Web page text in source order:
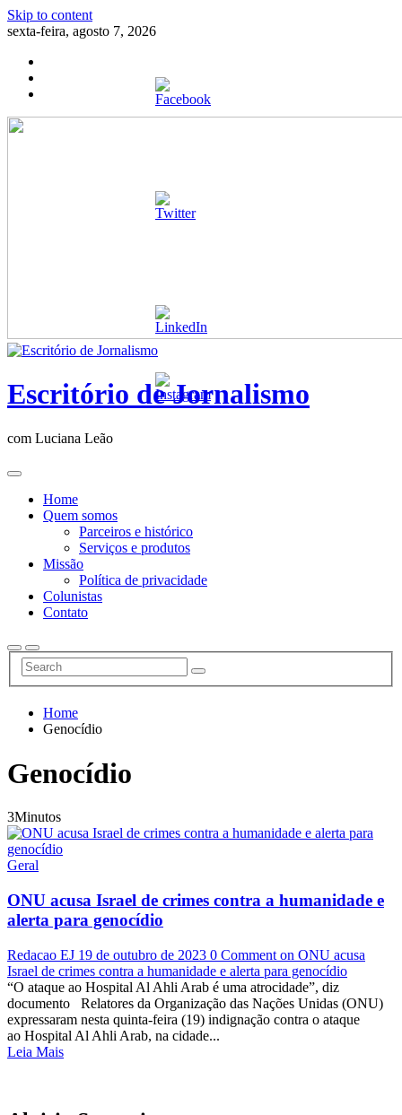
Skip to content
sexta-feira, agosto 7, 2026
Escritório de Jornalismo
com Luciana Leão
Home
Quem somos
Parceiros e histórico
Serviços e produtos
Missão
Política de privacidade
Colunistas
Contato
Home
Genocídio
Genocídio
3Minutos
Geral
ONU acusa Israel de crimes contra a humanidade e
alerta para genocídio
Redacao EJ 19 de outubro de 2023 0 Comment on ONU acusa
Israel de crimes contra a humanidade e alerta para genocídio
“O ataque ao Hospital Al Ahli Arab é uma atrocidade”, diz
documento Relatores da Organização das Nações Unidas (ONU)
expressaram nesta quinta-feira (19) indignação contra o ataque
ao Hospital Al Ahli Arab, na cidade...
Leia Mais